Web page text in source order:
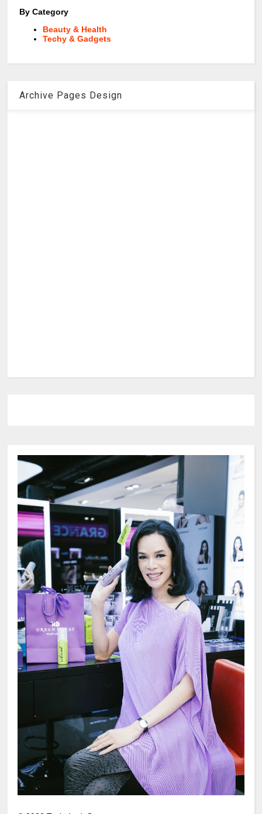
By Category
Beauty & Health
Techy & Gadgets
Archive Pages Design